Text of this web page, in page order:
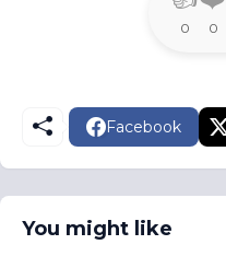
0 0
Facebook
You might like